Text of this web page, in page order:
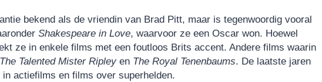
bekend als de vriendin van Brad Pitt, maar is tegenwoordig vooral
Shakespeare in Love, waarvoor ze een Oscar won. Hoewel
ze in enkele films met een foutloos Brits accent. Andere films waarin
The Talented Mister Ripley en The Royal Tenenbaums. De laatste jaren
actiefilms en films over superhelden.